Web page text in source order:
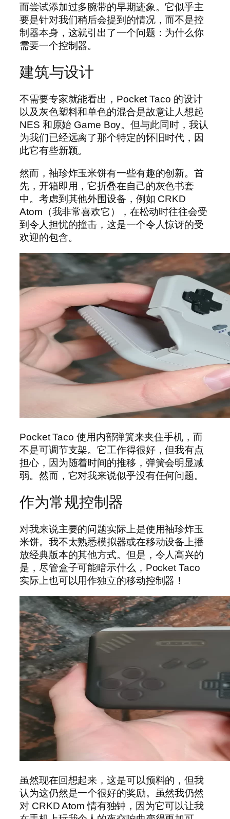
而尝试添加过多腕带的早期迹象。它似乎主
要是针对我们稍后会提到的情况，而不是控
制器本身，这就引出了一个问题：为什么你
需要一个控制器。
建筑与设计
不需要专家就能看出，Pocket Taco 的设计
以及灰色塑料和单色的混合是故意让人想起
NES 和原始 Game Boy。但与此同时，我认
为我们已经远离了那个特定的怀旧时代，因
此它有些新颖。
然而，袖珍炸玉米饼有一些有趣的创新。首
先，开箱即用，它折叠在自己的灰色书套
中。考虑到其他外围设备，例如 CRKD
Atom（我非常喜欢它），在松动时往往会受
到令人担忧的撞击，这是一个令人惊讶的受
欢迎的包含。
Pocket Taco 使用内部弹簧来夹住手机，而
不是可调节支架。它工作得很好，但我有点
担心，因为随着时间的推移，弹簧会明显减
弱。然而，它对我来说似乎没有任何问题。
作为常规控制器
对我来说主要的问题实际上是使用袖珍炸玉
米饼。我不太熟悉模拟器或在移动设备上播
放经典版本的其他方式。但是，令人高兴的
是，尽管盒子可能暗示什么，Pocket Taco
实际上也可以用作独立的移动控制器！
虽然现在回想起来，这是可以预料的，但我
认为这仍然是一个很好的奖励。虽然我仍然
对 CRKD Atom 情有独钟，因为它可以让我